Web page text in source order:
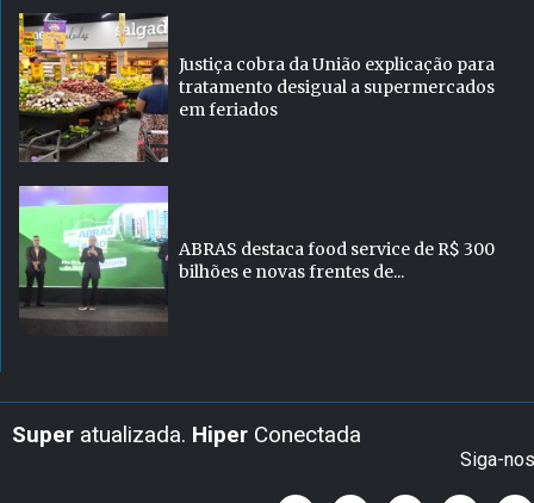
Justiça cobra da União explicação para
tratamento desigual a supermercados
em feriados
ABRAS destaca food service de R$ 300
bilhões e novas frentes de...
Super atualizada. Hiper Conectada
Siga-nos